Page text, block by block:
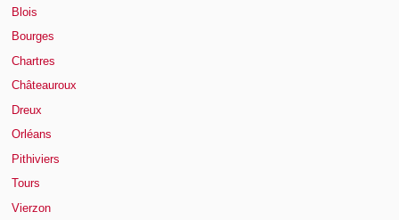
Blois
Bourges
Chartres
Châteauroux
Dreux
Orléans
Pithiviers
Tours
Vierzon